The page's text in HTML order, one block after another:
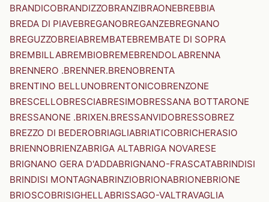
BRANDICOBRANDIZZOBRANZIBRAONEBREBBIA
BREDA DI PIAVEBREGANOBREGANZEBREGNANO
BREGUZZOBREIABREMBATEBREMBATE DI SOPRA
BREMBILLABREMBIOBREMEBRENDOLABRENNA
BRENNERO .BRENNER.BRENOBRENTA
BRENTINO BELLUNOBRENTONICOBRENZONE
BRESCELLOBRESCIABRESIMOBRESSANA BOTTARONE
BRESSANONE .BRIXEN.BRESSANVIDOBRESSOBREZ
BREZZO DI BEDEROBRIAGLIABRIATICOBRICHERASIO
BRIENNOBRIENZABRIGA ALTABRIGA NOVARESE
BRIGNANO GERA D'ADDABRIGNANO-FRASCATABRINDISI
BRINDISI MONTAGNABRINZIOBRIONABRIONEBRIONE
BRIOSCOBRISIGHELLABRISSAGO-VALTRAVAGLIA